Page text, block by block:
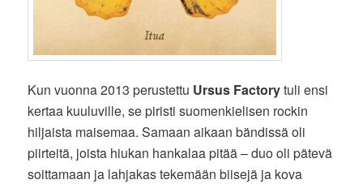
Kun vuonna 2013 perustettu Ursus Factorytuli ensi
kertaa kuuluville, se piristi suomenkielisen rockin
hiljaista maisemaa. Samaan aikaan bändissä oli
piirteitä, joista hiukan hankalaa pitää – duo oli pätevä
soittamaan ja lahjakas tekemään biisejä ja kova